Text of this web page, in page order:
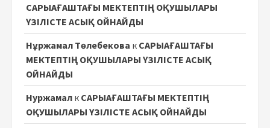
САРЫАҒАШТАҒЫ МЕКТЕПТІҢ ОҚУШЫЛАРЫ
ҮЗІЛІСТЕ АСЫҚ ОЙНАЙДЫ
Нұржамал Төлебекова к САРЫАҒАШТАҒЫ
МЕКТЕПТІҢ ОҚУШЫЛАРЫ ҮЗІЛІСТЕ АСЫҚ
ОЙНАЙДЫ
Нуржамал к САРЫАҒАШТАҒЫ МЕКТЕПТІҢ
ОҚУШЫЛАРЫ ҮЗІЛІСТЕ АСЫҚ ОЙНАЙДЫ